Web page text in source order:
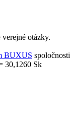
otázky.
BUXUS
30,1260 Sk